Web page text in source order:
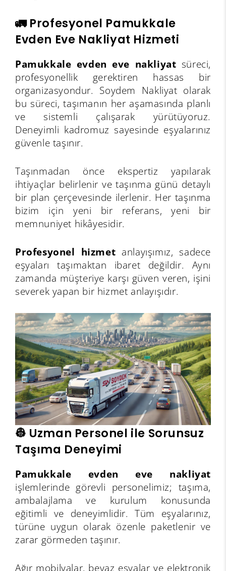
🚛 Profesyonel Pamukkale
Evden Eve Nakliyat Hizmeti
Pamukkale evden eve nakliyat süreci,
profesyonellik gerektiren hassas bir
organizasyondur. Soydem Nakliyat olarak
bu süreci, taşımanın her aşamasında planlı
ve sistemli çalışarak yürütüyoruz.
Deneyimli kadromuz sayesinde eşyalarınız
güvenle taşınır.
Taşınmadan önce ekspertiz yapılarak
ihtiyaçlar belirlenir ve taşınma günü detaylı
bir plan çerçevesinde ilerlenir. Her taşınma
bizim için yeni bir referans, yeni bir
memnuniyet hikâyesidir.
Profesyonel hizmet anlayışımız, sadece
eşyaları taşımaktan ibaret değildir. Aynı
zamanda müşteriye karşı güven veren, işini
severek yapan bir hizmet anlayışıdır.
👷 Uzman Personel ile Sorunsuz
Taşıma Deneyimi
Pamukkale evden eve nakliyat
işlemlerinde görevli personelimiz; taşıma,
ambalajlama ve kurulum konusunda
eğitimli ve deneyimlidir. Tüm eşyalarınız,
türüne uygun olarak özenle paketlenir ve
zarar görmeden taşınır.
Ağır mobilyalar, beyaz eşyalar ve elektronik